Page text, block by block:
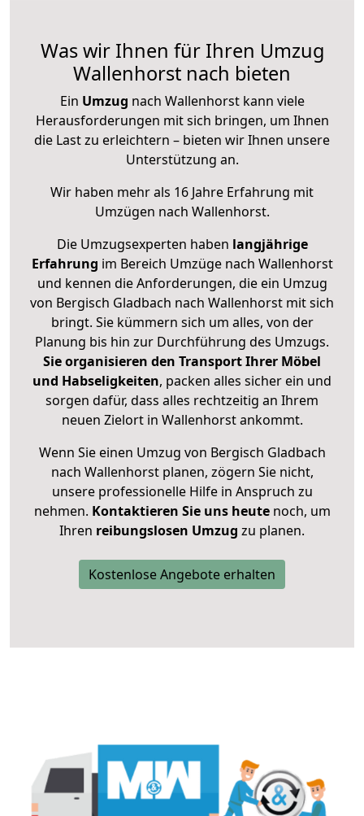
Was wir Ihnen für Ihren Umzug
Wallenhorst nach bieten
Ein Umzug nach Wallenhorst kann viele
Herausforderungen mit sich bringen, um Ihnen
die Last zu erleichtern – bieten wir Ihnen unsere
Unterstützung an.
Wir haben mehr als 16 Jahre Erfahrung mit
Umzügen nach Wallenhorst.
Die Umzugsexperten haben langjährige
Erfahrung im Bereich Umzüge nach Wallenhorst
und kennen die Anforderungen, die ein Umzug
von Bergisch Gladbach nach Wallenhorst mit sich
bringt. Sie kümmern sich um alles, von der
Planung bis hin zur Durchführung des Umzugs.
Sie organisieren den Transport Ihrer Möbel
und Habseligkeiten, packen alles sicher ein und
sorgen dafür, dass alles rechtzeitig an Ihrem
neuen Zielort in Wallenhorst ankommt.
Wenn Sie einen Umzug von Bergisch Gladbach
nach Wallenhorst planen, zögern Sie nicht,
unsere professionelle Hilfe in Anspruch zu
nehmen. Kontaktieren Sie uns heutenoch, um
Ihren reibungslosen Umzug zu planen.
Kostenlose Angebote erhalten